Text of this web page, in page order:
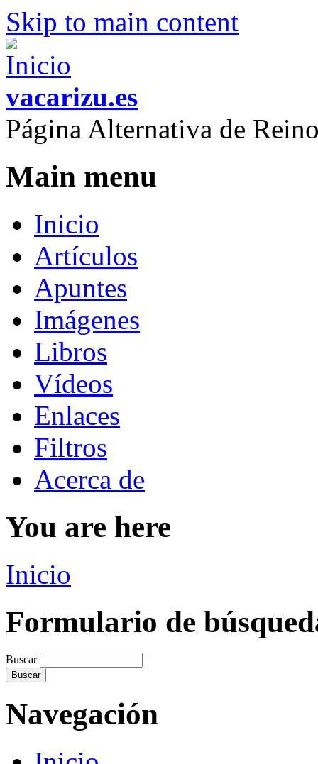
Skip to main content
vacarizu.es
Página Alternativa de
Main menu
Inicio
Artículos
Apuntes
Imágenes
Libros
Vídeos
Enlaces
Filtros
Acerca de
You are here
Inicio
Formulario de
Buscar
Navegación